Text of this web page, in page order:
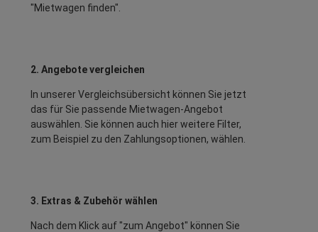
"Mietwagen finden".
2. Angebote vergleichen
In unserer Vergleichsübersicht können Sie jetzt
das für Sie passende Mietwagen-Angebot
auswählen. Sie können auch hier weitere Filter,
zum Beispiel zu den Zahlungsoptionen, wählen.
3. Extras & Zubehör wählen
Nach dem Klick auf "zum Angebot" können Sie